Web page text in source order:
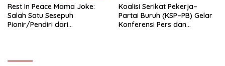
Rest In Peace Mama Joke:
Salah Satu Sesepuh
Pionir/Pendiri dari
Kasih Allah.
Koalisi Serikat Pekerja–
Partai Buruh (KSP–PB) Gelar
Konferensi Pers dan